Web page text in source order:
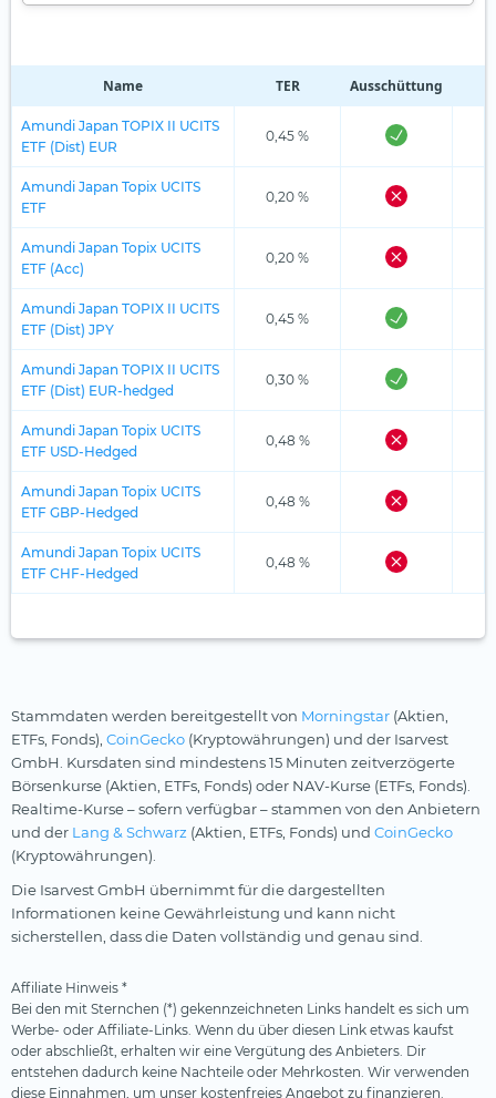
Name TER Ausschüttung
Amundi Japan TOPIX II UCITS
ETF (Dist) EUR
0,45 %
Amundi Japan Topix UCITS
ETF
0,20 %
Amundi Japan Topix UCITS
ETF (Acc)
0,20 %
Amundi Japan TOPIX II UCITS
ETF (Dist) JPY
0,45 %
Amundi Japan TOPIX II UCITS
ETF (Dist) EUR-hedged
0,30 %
Amundi Japan Topix UCITS
ETF USD-Hedged
0,48 %
Amundi Japan Topix UCITS
ETF GBP-Hedged
0,48 %
Amundi Japan Topix UCITS
ETF CHF-Hedged
0,48 %
Stammdaten werden bereitgestellt von Morningstar (Aktien,
ETFs, Fonds), CoinGecko (Kryptowährungen) und der Isarvest
GmbH. Kursdaten sind mindestens 15 Minuten zeitverzögerte
Börsenkurse (Aktien, ETFs, Fonds) oder NAV-Kurse (ETFs, Fonds).
Realtime-Kurse – sofern verfügbar – stammen von den Anbietern
und der Lang & Schwarz (Aktien, ETFs, Fonds) und CoinGecko
(Kryptowährungen).
Die Isarvest GmbH übernimmt für die dargestellten
Informationen keine Gewährleistung und kann nicht
sicherstellen, dass die Daten vollständig und genau sind.
Affiliate Hinweis *
Bei den mit Sternchen (*) gekennzeichneten Links handelt es sich um
Werbe- oder Affiliate-Links. Wenn du über diesen Link etwas kaufst
oder abschließt, erhalten wir eine Vergütung des Anbieters. Dir
entstehen dadurch keine Nachteile oder Mehrkosten. Wir verwenden
diese Einnahmen, um unser kostenfreies Angebot zu finanzieren.